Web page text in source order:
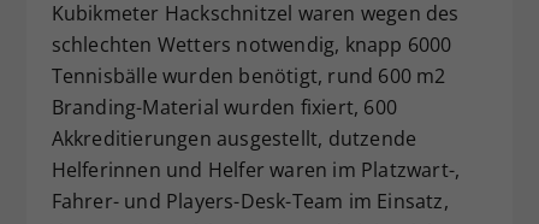
Kubikmeter Hackschnitzel waren wegen des
schlechten Wetters notwendig, knapp 6000
Tennisbälle wurden benötigt, rund 600 m2
Branding-Material wurden fixiert, 600
Akkreditierungen ausgestellt, dutzende
Helferinnen und Helfer waren im Platzwart-,
Fahrer- und Players-Desk-Team im Einsatz,